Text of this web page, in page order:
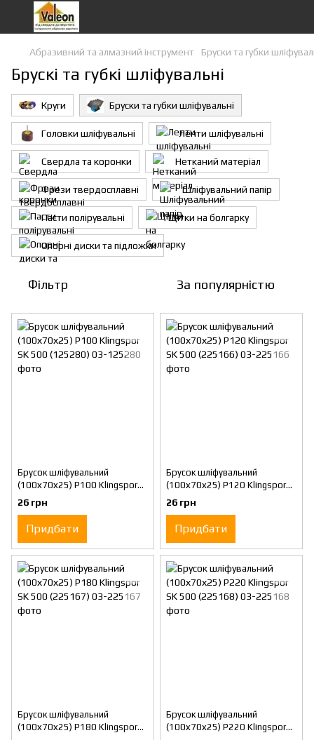
Абразивний та алмазний інструмент Бруски та губки
Брускі та губкі шліфувальні
Круги Бруски та губки шліфувальні
Головки шліфувальні Ленти шліфувальні
Свердла та коронки Нетканий матеріал
Фрези твердосплавні Шліфувальний папір
Пасти полірувальні Щітки на болгарку
Опорні диски та підложки
Фільтр За популярністю
Брусок шліфувальний
(100х70х25) Р100 Klingspor
SK 500 (125280)
26 грн
Придбати
Брусок шліфувальний
(100х70х25) Р120 Klingspor
SK 500 (225166)
26 грн
Придбати
Брусок шліфувальний
(100х70х25) Р180 Klingspor
Брусок шліфувальний
(100х70х25) Р220 Klingspor